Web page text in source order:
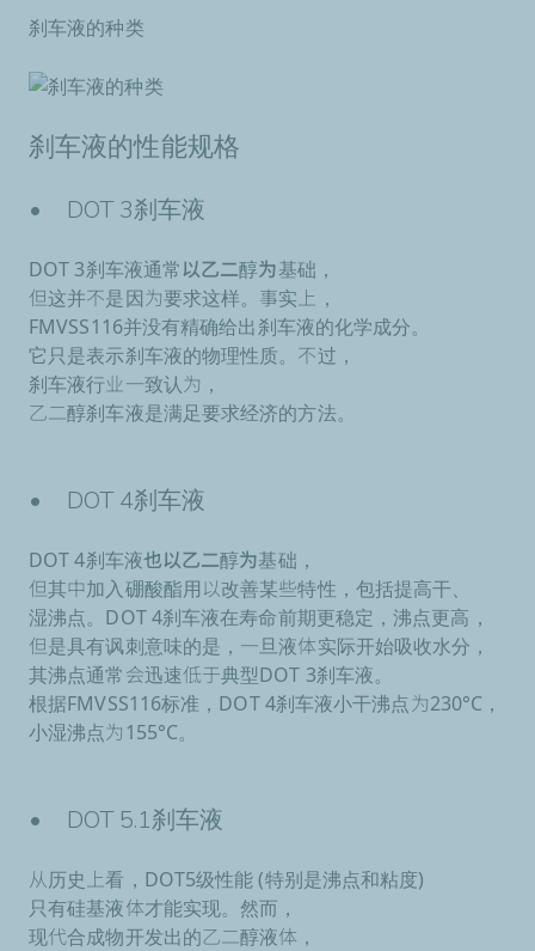
刹车液的种类
刹车液的性能规格
• DOT 3刹车液
DOT 3刹车液通常以乙二醇为基础 ，
但这并不是因为要求这样。事实上，
FMVSS116并没有精确给出刹车液的化学成分。
它只是表示刹车液的物理性质。不过，
刹车液行业一致认为，
乙二醇刹车液是满足要求经济的方法。
• DOT 4刹车液
DOT 4刹车液也以乙二醇为基础 ，
但其中加入硼酸酯用以改善某些特性，包括提高干、
湿沸点。DOT 4刹车液在寿命前期更稳定，沸点更高 ，
但是具有讽刺意味的是，一旦液体实际开始吸收水分，
其沸点通常会迅速低于典型DOT 3刹车液。
根据FMVSS116标准，DOT 4刹车液小干沸点为230°C，
小湿沸点为155°C。
• DOT 5.1刹车液
从历史上看，DOT5级性能 (特别是沸点和粘度)
只有硅基液体才能实现。然而，
现代合成物开发出的乙二醇液体，